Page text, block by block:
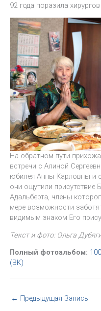
92 года поразила
На обратном пути
встречи с Алиной
юбилея Анны Карловны и
они ощутили присутствие
Адальберта, члены
мере возможности
видимым знаком Его
Текст и фото: Ольга
Полный фотоальбом:
(ВК)
← Предыдущая Запись